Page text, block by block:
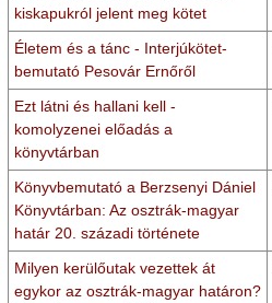
kiskapukról jelent meg kötet
Életem és a tánc - Interjúkötet-
bemutató Pesovár Ernőről
Ezt látni és hallani kell -
komolyzenei előadás a
könyvtárban
Könyvbemutató a Berzsenyi Dániel
Könyvtárban: Az osztrák-magyar
határ 20. századi története
Milyen kerülőutak vezettek át
egykor az osztrák-magyar határon?